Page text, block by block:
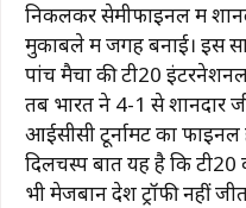
निकलकर सेमीफाइनल में
मुकाबले में जगह बनाई। इस
पांच मैचों की टी20
तब भारत ने 4-1 से शानदार
आईसीसी टूर्नामेंट का
दिलचस्प बात यह है कि
भी मेजबान देश ट्रॉफी नहीं